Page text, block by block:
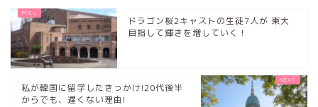
ドラゴン桜2キャストの生徒7人が 東大
目指して輝きを増していく！
私が韓国に留学したきっかけ!20代後半
からでも、遅くない理由!